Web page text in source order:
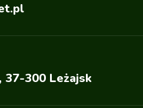
37-300 Leżajsk